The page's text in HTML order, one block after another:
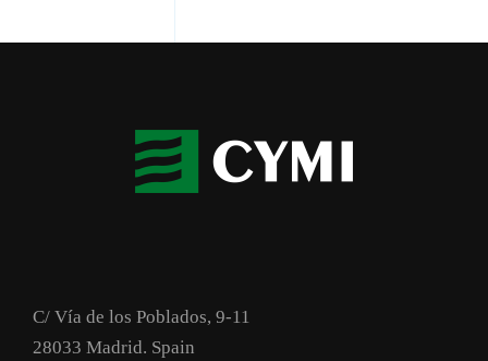
C/ Vía de los Poblados, 9-11
28033 Madrid. Spain